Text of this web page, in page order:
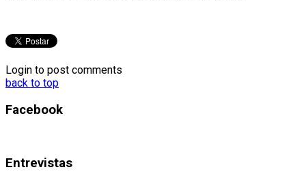
Login to post comments
back to top
Facebook
Entrevistas